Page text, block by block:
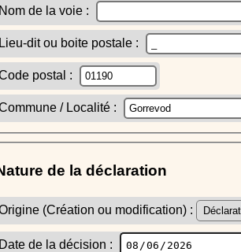
Nom de la voie :
Lieu-dit ou boite postale :
postal :
/ Localité :
de la déclaration
(Création ou modification) :
Date de la décision :